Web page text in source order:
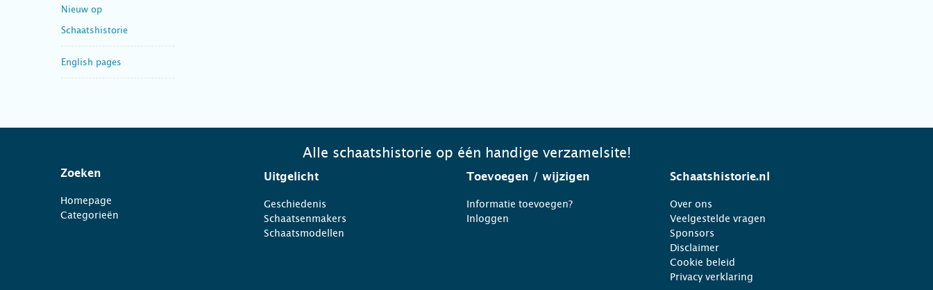
Nieuw op
Schaatshistorie
English pages
Alle schaatshistorie op één handige verzamelsite!
Zoeken
Homepage
Categorieën
Uitgelicht
Geschiedenis
Schaatsenmakers
Schaatsmodellen
Toevoegen / wijzigen
Informatie toevoegen?
Inloggen
Schaatshistorie.nl
Over ons
Veelgestelde vragen
Sponsors
Disclaimer
Cookie beleid
Privacy verklaring